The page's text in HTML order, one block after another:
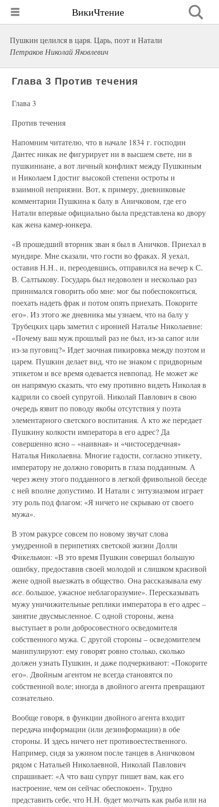
ВикиЧтение
Пушкин целился в царя. Царь, поэт и Натали
Петраков Николай Яковлевич
Глава 3 Против течения
Глава 3
Против течения
Напомним читателю, что в начале 1834 г. господин
Дантес никак не фигурирует ни в высшем свете, ни в
пушкиниане, а вот личный конфликт между Пушкиным
и Николаем I достиг высокой степени остроты и
взаимной неприязни. Вот, к примеру, дневниковые
комментарии Пушкина к балу в Аничковом, где его
Натали впервые официально была представлена ко двору
как жена камер-юнкера.
«В прошедший вторник зван я был в Аничков. Приехал в
мундире. Мне сказали, что гости во фраках. Я уехал,
оставив Н.Н., и, переодевшись, отправился на вечер к С.
В. Салтыкову. Государь был недоволен и несколько раз
принимался говорить обо мне: мог бы побеспокоиться,
поехать надеть фрак и потом опять приехать. Покорите
его». Из этого же дневника мы узнаем, что на балу у
Трубецких царь заметил с иронией Наталье Николаевне:
«Почему ваш муж прошлый раз не был, из-за сапог или
из-за пуговиц?» Идет заочная пикировка между поэтом и
царем. Пушкин делает вид, что не знаком с придворным
этикетом и все время одевается невпопад. Не может же
он напрямую сказать, что ему противно видеть Николая в
кадрили со своей супругой. Николай Павлович в свою
очередь язвит по поводу якобы отсутствия у поэта
элементарного светского воспитания. А кто же передает
Пушкину колкости императора в его адрес? Да
совершенно ясно – «наивная» и «чистосердечная»
Наталья Николаевна. Многие гадости, согласно этикету,
императору не должно говорить в глаза подданным. А
через жену этого подданного в легкой фривольной беседе
с ней вполне допустимо. И Натали с энтузиазмом играет
эту роль под флагом: «Я ничего не скрываю от своего
мужа».
В этом ракурсе совсем по новому звучат слова
умудренной в перипетиях светской жизни Долли
Фикельмон: «В это время Пушкин совершал большую
ошибку, предоставив своей молодой и слишком красивой
жене одной выезжать в общество. Она рассказывала ему
все. большое, ужасное неблагоразумие». Пересказывать
мужу уничижительные реплики императора в его адрес –
занятие двусмысленное. С одной стороны, жена
выступает в роли добросовестного осведомителя
собственного мужа. С другой стороны – осведомителем
манипулируют: ему говорят ровно столько, сколько
должен узнать Пушкин, и даже подчеркивают: «Покорите
его». Двойным агентом не всегда становятся по
собственной воле; иногда в двойного агента превращают
сознательно.
Вообще говоря, в функции двойного агента входит
передача информации (или дезинформации) в обе
стороны. И здесь ничего нет противоестественного.
Например, сидя за ужином после танцев в Аничковом
рядом с Натальей Николаевной, Николай Павлович
спрашивает: «А что ваш супруг пишет вам, как его
настроение, чем он сейчас обеспокоен». Трудно
представить себе, что Н.Н. будет молчать как рыба или на